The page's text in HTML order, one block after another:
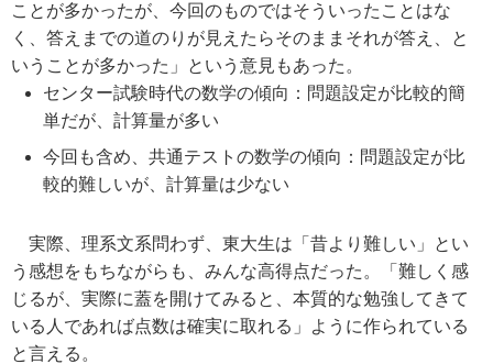
ことが多かったが、今回のものではそういったことはな
く、答えまでの道のりが見えたらそのままそれが答え、と
いうことが多かった」という意見もあった。
センター試験時代の数学の傾向：問題設定が比較的簡
単だが、計算量が多い
今回も含め、共通テストの数学の傾向：問題設定が比
較的難しいが、計算量は少ない
実際、理系文系問わず、東大生は「昔より難しい」とい
う感想をもちながらも、みんな高得点だった。「難しく感
じるが、実際に蓋を開けてみると、本質的な勉強してきて
いる人であれば点数は確実に取れる」ように作られている
と言える。